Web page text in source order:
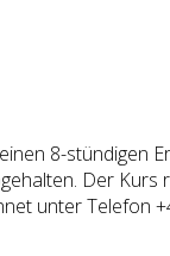
8-
Der
unter Telefon